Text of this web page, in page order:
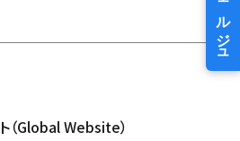
（Global Website）